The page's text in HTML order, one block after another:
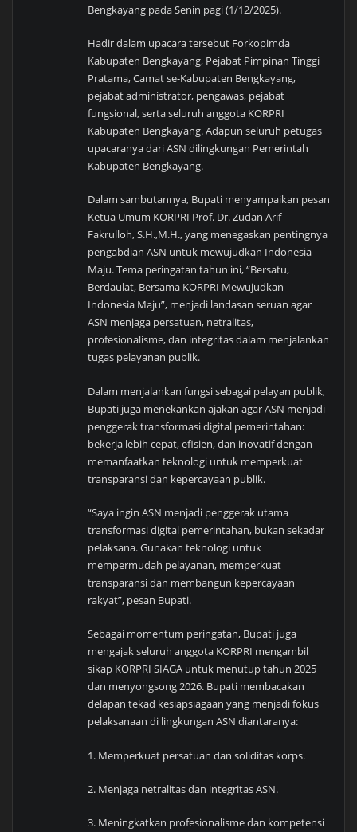
Bengkayang pada Senin pagi (1/12/2025).
Hadir dalam upacara tersebut Forkopimda
Kabupaten Bengkayang, Pejabat Pimpinan Tinggi
Pratama, Camat se-Kabupaten Bengkayang,
pejabat administrator, pengawas, pejabat
fungsional, serta seluruh anggota KORPRI
Kabupaten Bengkayang. Adapun seluruh petugas
upacaranya dari ASN dilingkungan Pemerintah
Kabupaten Bengkayang.
Dalam sambutannya, Bupati menyampaikan pesan
Ketua Umum KORPRI Prof. Dr. Zudan Arif
Fakrulloh, S.H.,M.H., yang menegaskan pentingnya
pengabdian ASN untuk mewujudkan Indonesia
Maju. Tema peringatan tahun ini, “Bersatu,
Berdaulat, Bersama KORPRI Mewujudkan
Indonesia Maju”, menjadi landasan seruan agar
ASN menjaga persatuan, netralitas,
profesionalisme, dan integritas dalam menjalankan
tugas pelayanan publik.
Dalam menjalankan fungsi sebagai pelayan publik,
Bupati juga menekankan ajakan agar ASN menjadi
penggerak transformasi digital pemerintahan:
bekerja lebih cepat, efisien, dan inovatif dengan
memanfaatkan teknologi untuk memperkuat
transparansi dan kepercayaan publik.
“Saya ingin ASN menjadi penggerak utama
transformasi digital pemerintahan, bukan sekadar
pelaksana. Gunakan teknologi untuk
mempermudah pelayanan, memperkuat
transparansi dan membangun kepercayaan
rakyat”, pesan Bupati.
Sebagai momentum peringatan, Bupati juga
mengajak seluruh anggota KORPRI mengambil
sikap KORPRI SIAGA untuk menutup tahun 2025
dan menyongsong 2026. Bupati membacakan
delapan tekad kesiapsiagaan yang menjadi fokus
pelaksanaan di lingkungan ASN diantaranya:
1. Memperkuat persatuan dan soliditas korps.
2. Menjaga netralitas dan integritas ASN.
3. Meningkatkan profesionalisme dan kompetensi